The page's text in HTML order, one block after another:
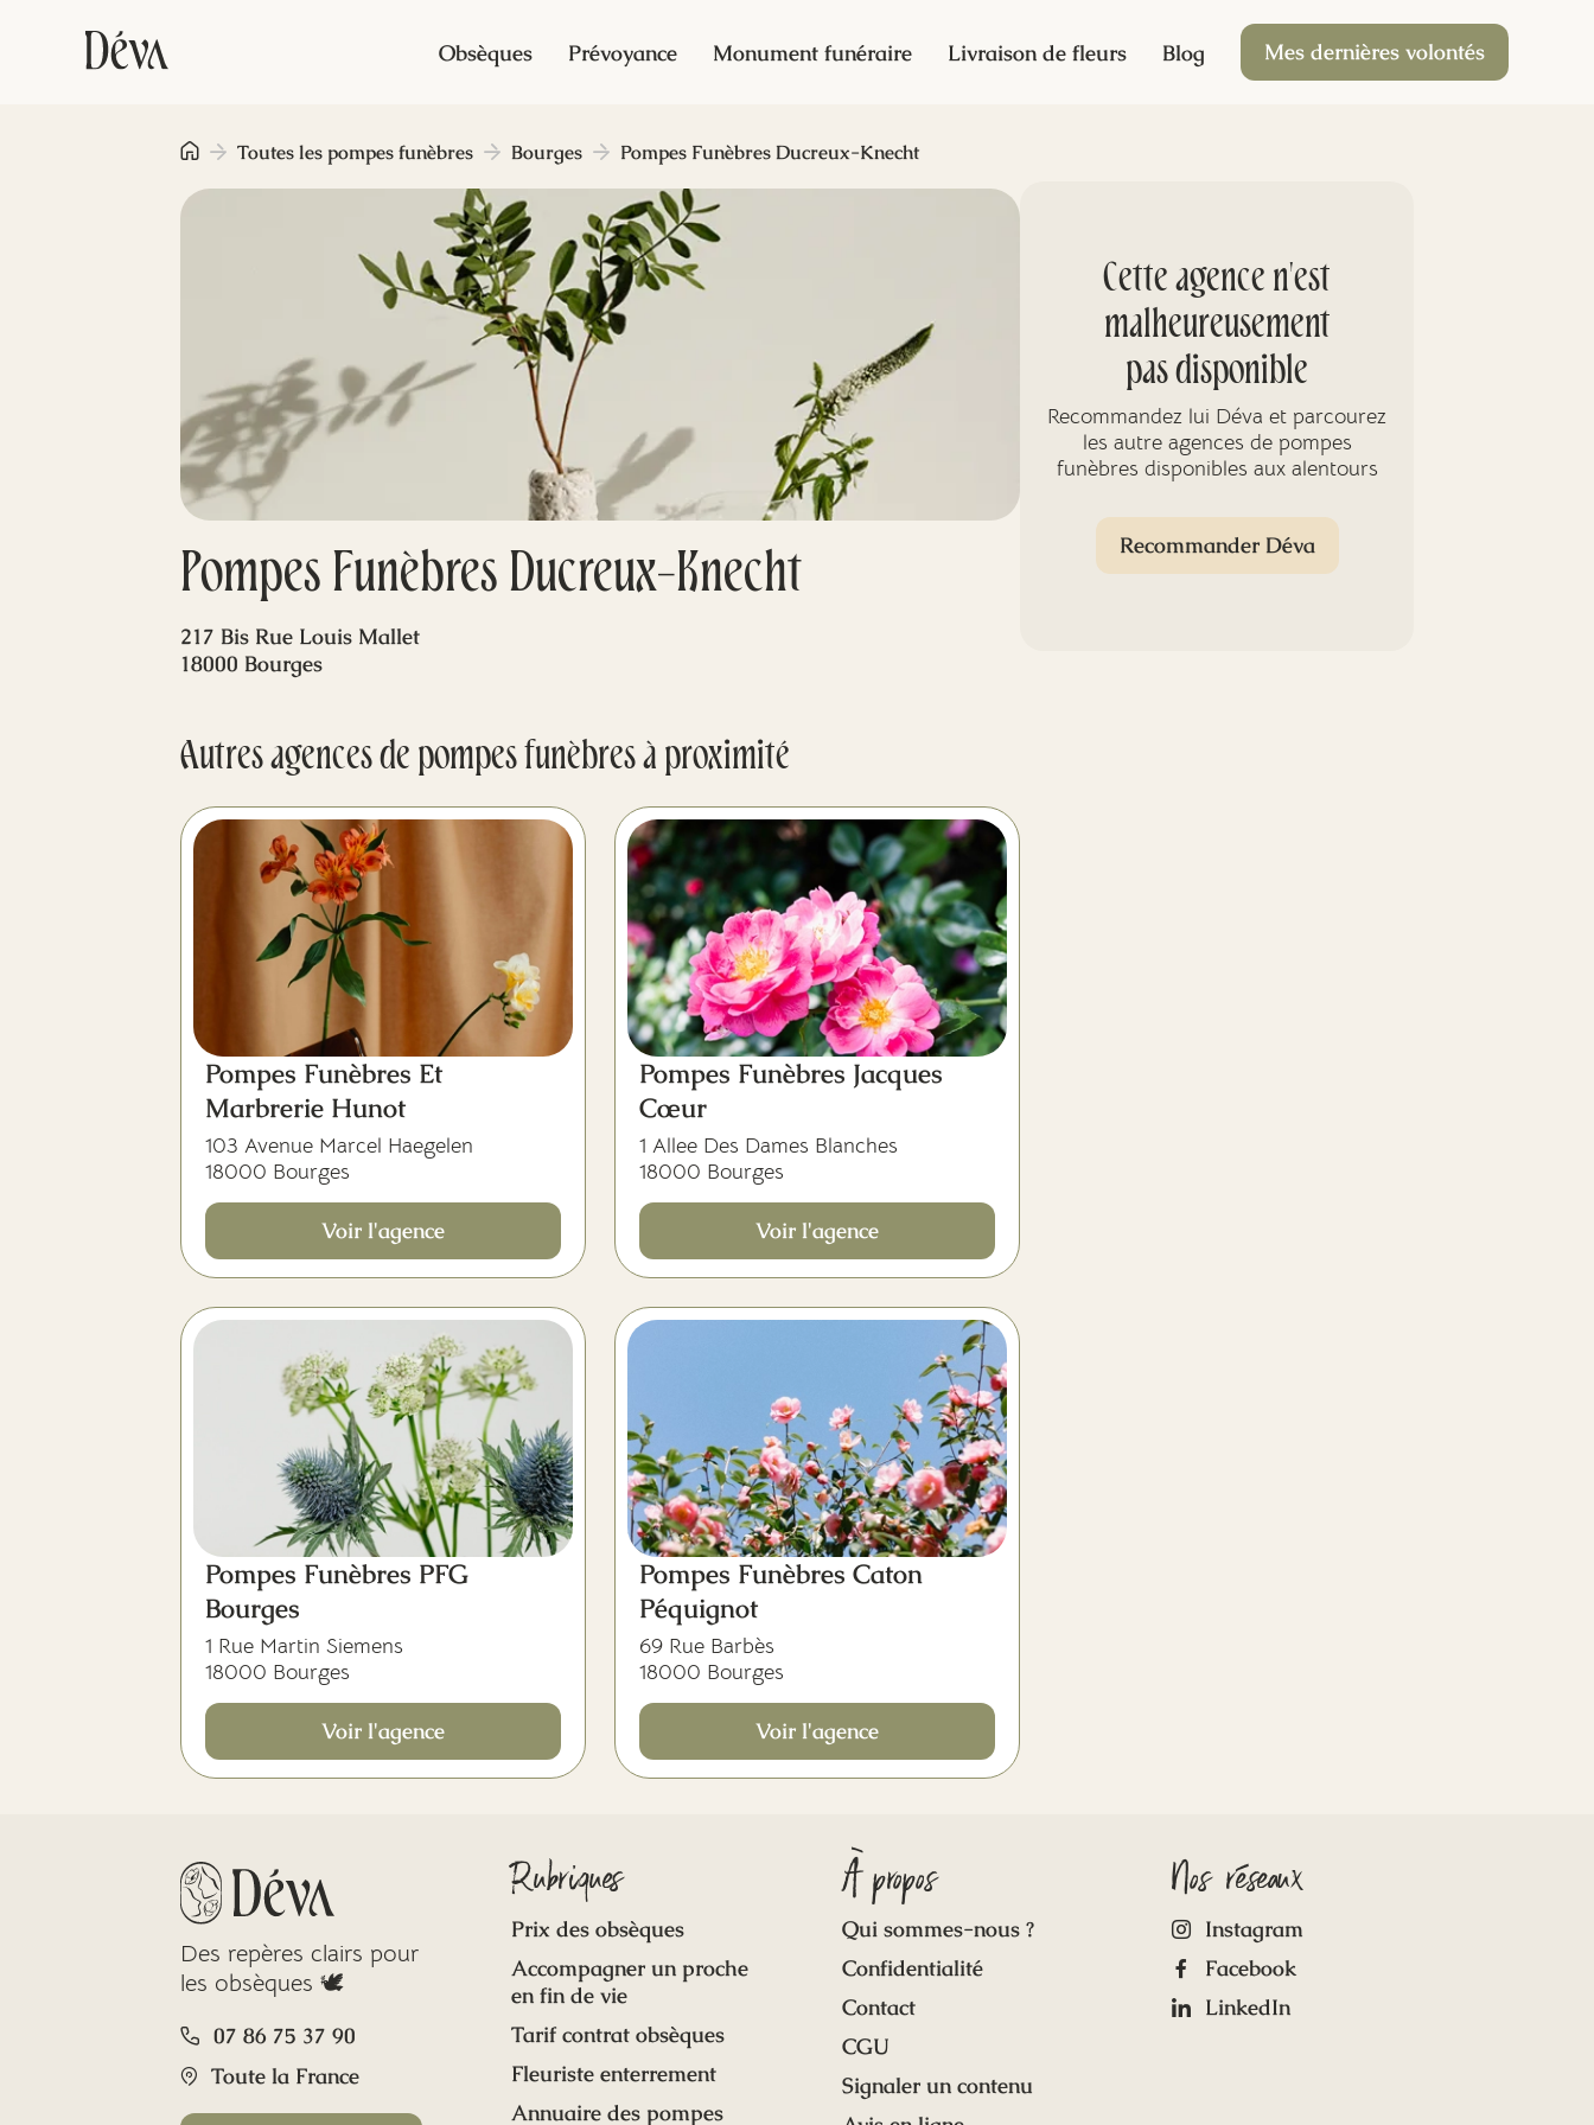
Obsèques Prévoyance Monument funéraire Livraison de fleurs Blog Mes dernières volontés
Pompes Funèbres Ducreux-Knecht
Toutes les pompes funèbres Bourges Pompes Funèbres Ducreux-Knecht
217 Bis Rue Louis Mallet
18000 Bourges
Autres agences de pompes funèbres à proximité
Pompes Funèbres Et
Marbrerie Hunot
103 Avenue Marcel Haegelen
18000 Bourges
Voir l'agence
Pompes Funèbres Jacques
Cœur
1 Allee Des Dames Blanches
18000 Bourges
Voir l'agence
Pompes Funèbres PFG
Bourges
1 Rue Martin Siemens
18000 Bourges
Voir l'agence
Pompes Funèbres Caton
Péquignot
69 Rue Barbès
18000 Bourges
Voir l'agence
Cette agence n'est
malheureusement
pas disponible
Recommandez lui Déva et parcourez
les autre agences de pompes
funèbres disponibles aux alentours
Recommander Déva
Des repères clairs pour
les obsèques 🕊️
07 86 75 37 90
Toute la France
Rubriques
Prix des obsèques
Accompagner un proche
en fin de vie
Tarif contrat obsèques
Fleuriste enterrement
Annuaire des pompes
À propos
Qui sommes-nous ?
Confidentialité
Contact
CGU
Signaler un contenu
Nos réseaux
Instagram
Facebook
LinkedIn